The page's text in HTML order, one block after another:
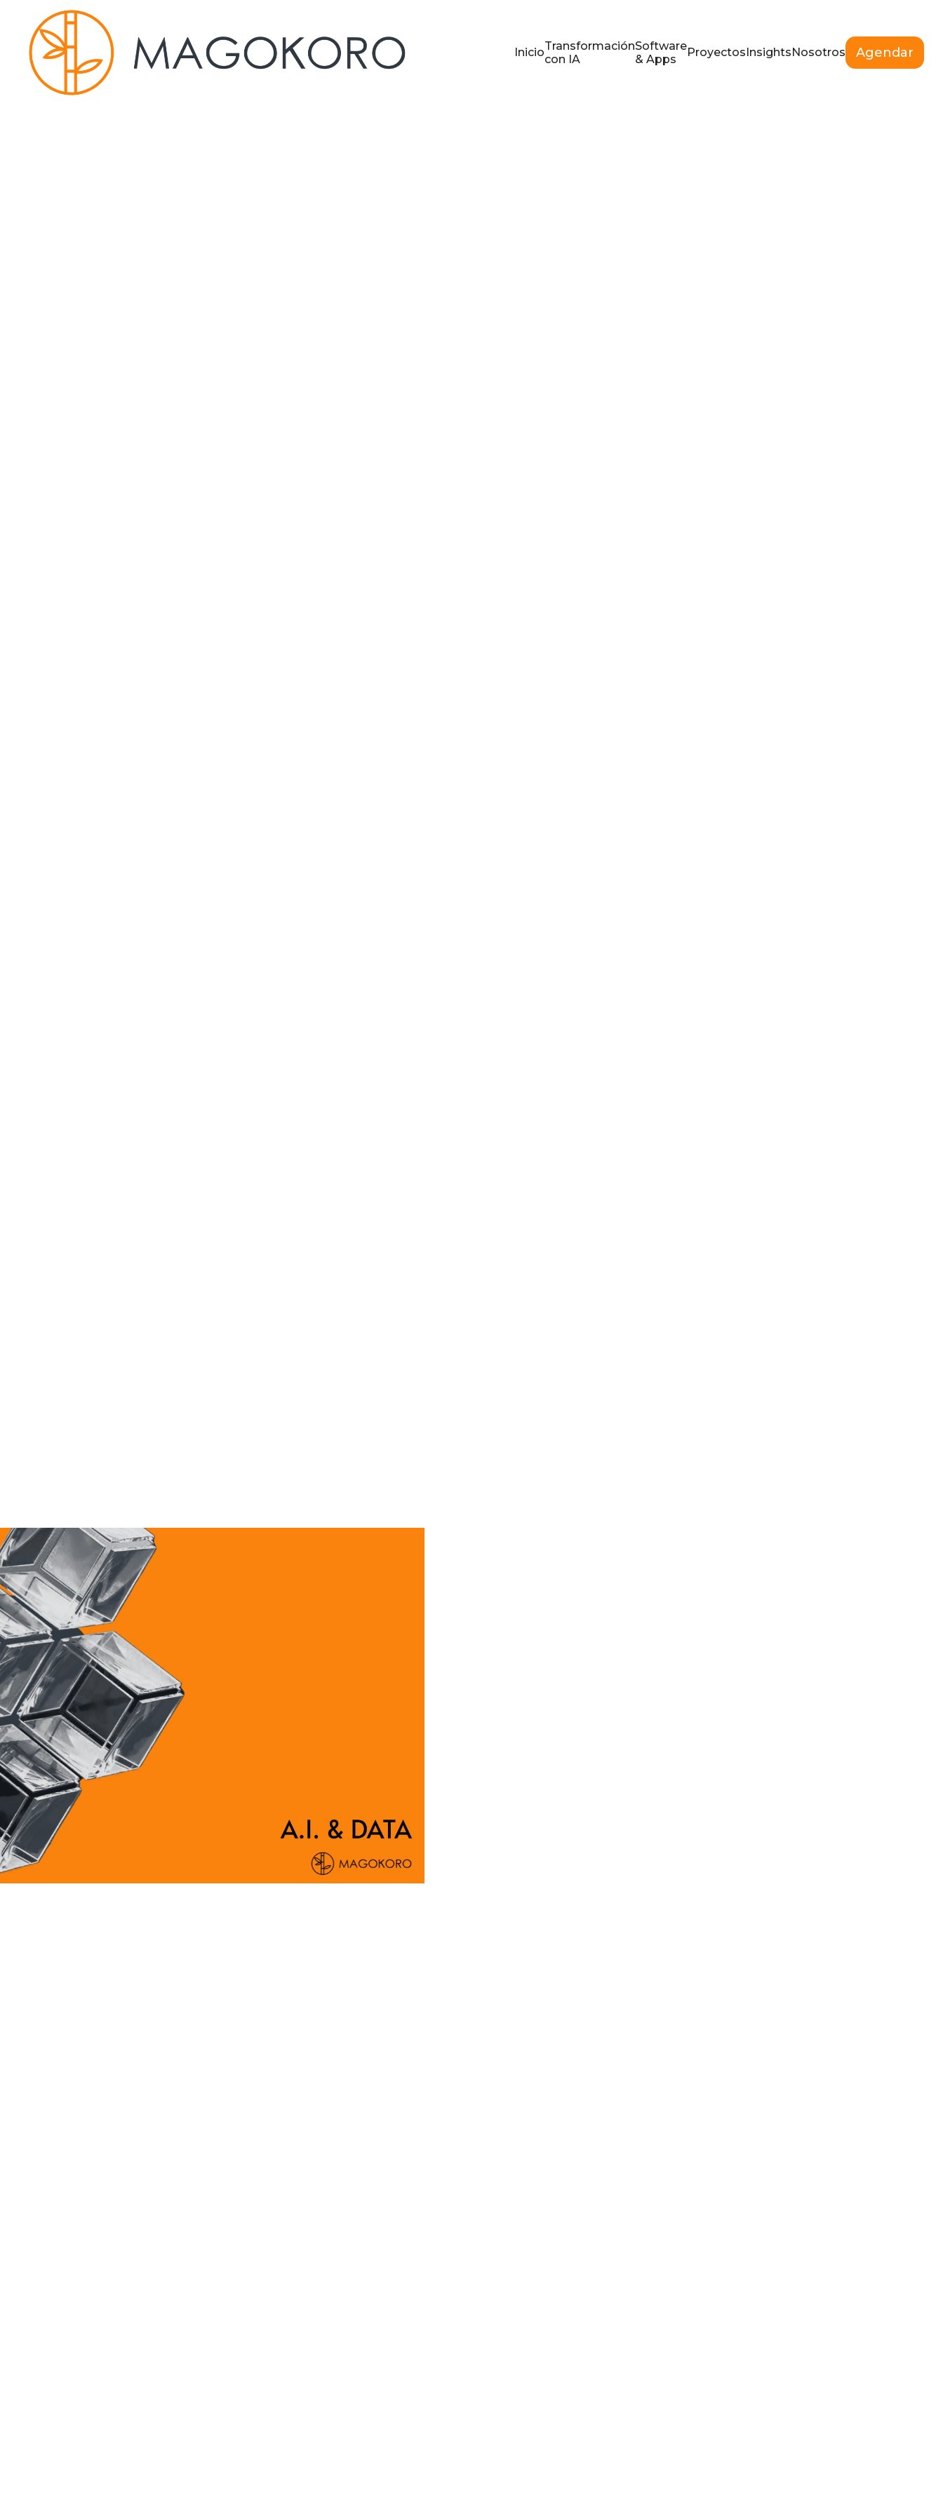
InicioTransformación
con IA
Software
& Apps
Proyectos Insights Nosotros Agendar